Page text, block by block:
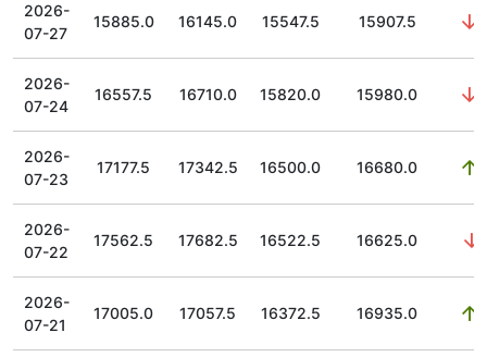
2026-
07-27
15885.0 16145.0 15547.5 15907.5
2026-
07-24
16557.5 16710.0 15820.0 15980.0
2026-
07-23
17177.5 17342.5 16500.0 16680.0
2026-
07-22
17562.5 17682.5 16522.5 16625.0
2026-
07-21
17005.0 17057.5 16372.5 16935.0